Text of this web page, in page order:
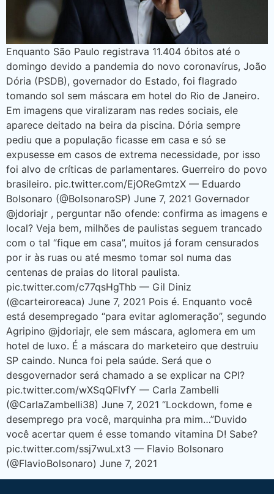
Enquanto São Paulo registrava 11.404 óbitos até o
domingo devido a pandemia do novo coronavírus, João
Dória (PSDB), governador do Estado, foi flagrado
tomando sol sem máscara em hotel do Rio de Janeiro.
Em imagens que viralizaram nas redes sociais, ele
aparece deitado na beira da piscina. Dória sempre
pediu que a população ficasse em casa e só se
expusesse em casos de extrema necessidade, por isso
foi alvo de críticas de parlamentares. Guerreiro do povo
brasileiro. pic.twitter.com/EjOReGmtzX — Eduardo
Bolsonaro (@BolsonaroSP) June 7, 2021 Governador
@jdoriajr , perguntar não ofende: confirma as imagens e
local? Veja bem, milhões de paulistas seguem trancado
com o tal “fique em casa”, muitos já foram censurados
por ir às ruas ou até mesmo tomar sol numa das
centenas de praias do litoral paulista.
pic.twitter.com/c77qsHgThb — Gil Diniz
(@carteiroreaca) June 7, 2021 Pois é. Enquanto você
está desempregado “para evitar aglomeração”, segundo
Agripino @jdoriajr, ele sem máscara, aglomera em um
hotel de luxo. É a máscara do marketeiro que destruiu
SP caindo. Nunca foi pela saúde. Será que o
desgovernador será chamado a se explicar na CPI?
pic.twitter.com/wXSqQFlvfY — Carla Zambelli
(@CarlaZambelli38) June 7, 2021 “Lockdown, fome e
desemprego pra você, marquinha pra mim…”Duvido
você acertar quem é esse tomando vitamina D! Sabe?
pic.twitter.com/ssj7wuLxt3 — Flavio Bolsonaro
(@FlavioBolsonaro) June 7, 2021